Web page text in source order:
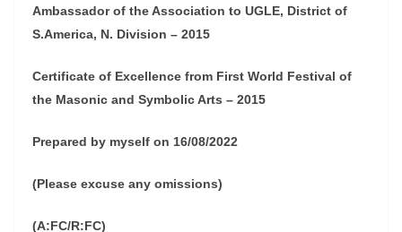
Ambassador of the Association to UGLE, District of
S.America, N. Division – 2015
Certificate of Excellence from First World Festival of
the Masonic and Symbolic Arts – 2015
Prepared by myself on 16/08/2022
(Please excuse any omissions)
(A:FC/R:FC)